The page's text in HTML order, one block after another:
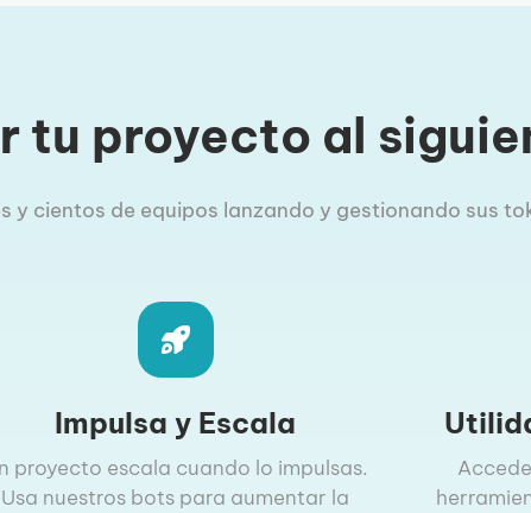
tu proyecto al
y cientos de equipos lanzando y gestionando sus
Impulsa y Escala
proyecto escala cuando lo impulsas.
Usa nuestros bots para aumentar la